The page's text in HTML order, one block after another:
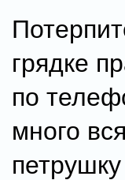
грядке
по
много